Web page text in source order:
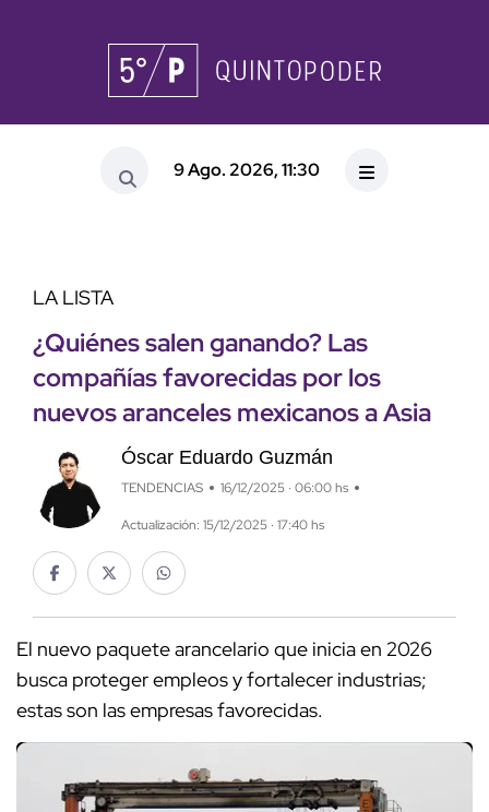
9 Ago. 2026, 11:30
LA LISTA
¿Quiénes salen ganando? Las
compañías favorecidas por los
nuevos aranceles mexicanos a Asia
Óscar Eduardo Guzmán
TENDENCIAS 16/12/2025 · 06:00 hs
Actualización: 15/12/2025 · 17:40 hs
El nuevo paquete arancelario que inicia en 2026
busca proteger empleos y fortalecer industrias;
estas son las empresas favorecidas.